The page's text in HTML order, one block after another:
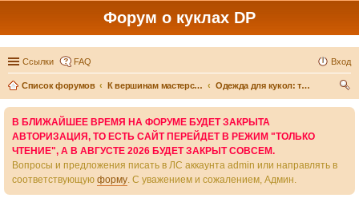
Форум о куклах DP
Ссылки FAQ Вход
Список форумов К вершинам мастерства - вместе
Одежда для кукол: технические тонкости и секреты
В БЛИЖАЙШЕЕ ВРЕМЯ НА ФОРУМЕ БУДЕТ ЗАКРЫТА
АВТОРИЗАЦИЯ, ТО ЕСТЬ САЙТ ПЕРЕЙДЕТ В РЕЖИМ "ТОЛЬКО
ЧТЕНИЕ", А В АВГУСТЕ 2026 БУДЕТ ЗАКРЫТ СОВСЕМ.
Вопросы и предложения писать в ЛС аккаунта admin или направлять в
соответствующую форму. С уважением и сожалением, Админ.